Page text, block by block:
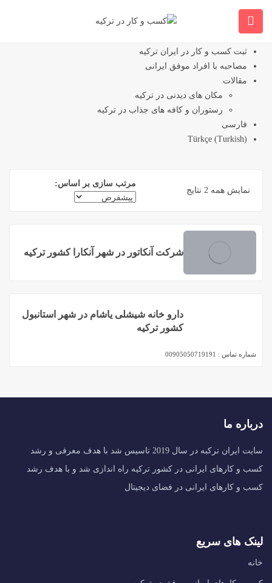
خانه
کسب وکارهای ایرانی موفق در ترکیه
ثبت کسب و کار در ایران ترکیه
مصاحبه با افراد موفق ایرانی
مقالات
مکان های دیدنی در ترکیه
رستوران و کافه های جذاب در ترکیه
فارسی
Türkçe (Turkish)
نمایش همه 2 نتایج
مرتب سازی بر اساس:
شرکت آنکاتور در شهر آنکارا کشور ترکیه
دارو خانه شیشلی یاشام در شهر استانبول
کشور ترکیه
شماره تماس : 00905050719191
درباره ما
سایت ایران ترکبه در سال 2019 تاسیس شد با هدف معرفی و رشد
کسب و کارهای ایرانی در کشور ترکیه راه اندازی شد و با هدف رشد
کسب و کارهای ایرانی در فضای دیجیتال
لینک های سریع
خانه